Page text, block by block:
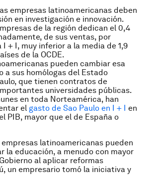
empresas latinoamericanas deben
en investigación e innovación.
de la región dedican el 0,4
de sus ventas, por
+ I, muy inferior a la media de 1,9
de la OCDE.
pueden cambiar esa
a sus homólogas del Estado
que tienen contratos de
universidades públicas.
en toda Norteamérica, han
el gasto de Sao Paulo en I + I en
PIB, mayor que el de España o
latinoamericanas pueden
la educación, a menudo con mayor
al aplicar reformas
un empresario tomó la iniciativa y